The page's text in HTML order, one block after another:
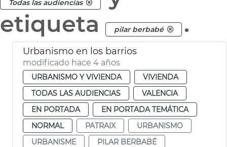
Todas las audiencias
etiqueta
pilar berbabé .
Urbanismo en los barrios
modificado hace 4 años
URBANISMO Y VIVIENDA
VIVIENDA
TODAS LAS AUDIENCIAS
VALENCIA
EN PORTADA
EN PORTADA TEMÁTICA
NORMAL
PATRAIX
URBANISMO
URBANISME
PILAR BERBABÉ